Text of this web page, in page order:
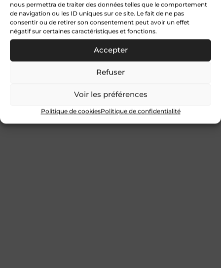
nous permettra de traiter des données telles que le comportement
de navigation ou les ID uniques sur ce site. Le fait de ne pas
consentir ou de retirer son consentement peut avoir un effet
négatif sur certaines caractéristiques et fonctions.
Accepter
Refuser
Voir les préférences
Politique de cookiesPolitique de confidentialité